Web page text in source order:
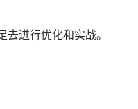
进行优化和实战。